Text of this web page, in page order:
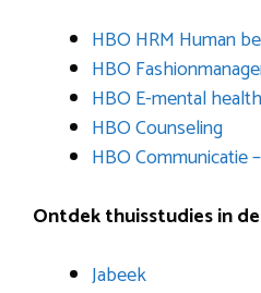
HBO HRM Human
HBO
HBO E-mental health
HBO Counseling
HBO Communicatie
Ontdek thuisstudies in
Jabeek